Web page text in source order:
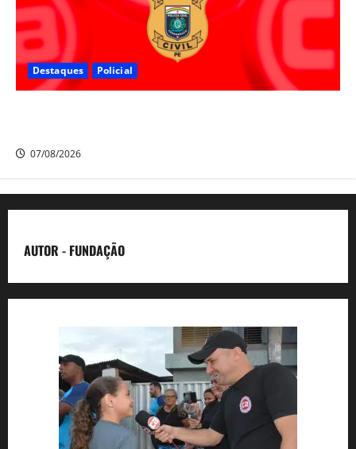
Destaques Policial
07/08/2026
AUTOR - FUNDAÇÃO